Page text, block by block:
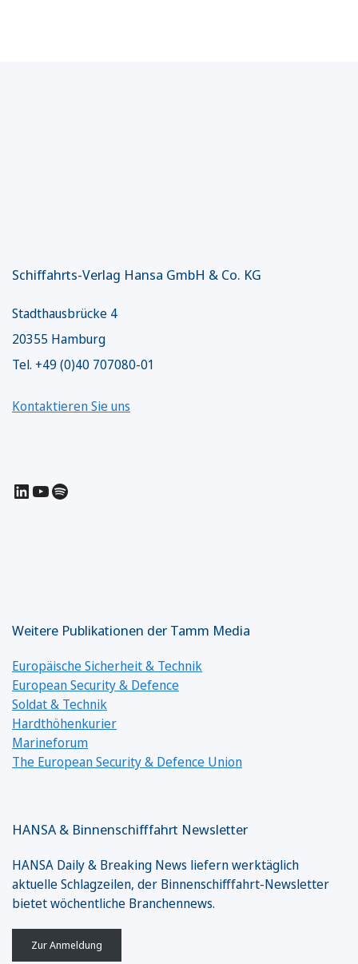
Schiffahrts-Verlag Hansa GmbH & Co. KG
Stadthausbrücke 4
20355 Hamburg
Tel. +49 (0)40 707080-01
Kontaktieren Sie uns
LinkedIn
YouTube
Spotify
Weitere Publikationen der Tamm Media
Europäische Sicherheit & Technik
European Security & Defence
Soldat & Technik
Hardthöhenkurier
Marineforum
The European Security & Defence Union
HANSA & Binnenschifffahrt Newsletter
HANSA Daily & Breaking News liefern werktäglich
aktuelle Schlagzeilen, der Binnenschifffahrt-Newsletter
bietet wöchentliche Branchennews.
Zur Anmeldung